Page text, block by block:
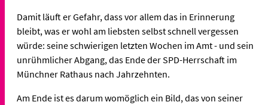
Damit läuft er Gefahr, dass vor allem das in Erinnerung
bleibt, was er wohl am liebsten selbst schnell vergessen
würde: seine schwierigen letzten Wochen im Amt - und sein
unrühmlicher Abgang, das Ende der SPD-Herrschaft im
Münchner Rathaus nach Jahrzehnten.
Am Ende ist es darum womöglich ein Bild, das von seiner